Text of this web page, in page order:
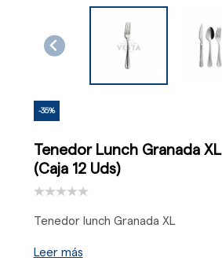
-35%
Tenedor Lunch Granada XL
(Caja 12 Uds)
Tenedor lunch Granada XL
Leer más